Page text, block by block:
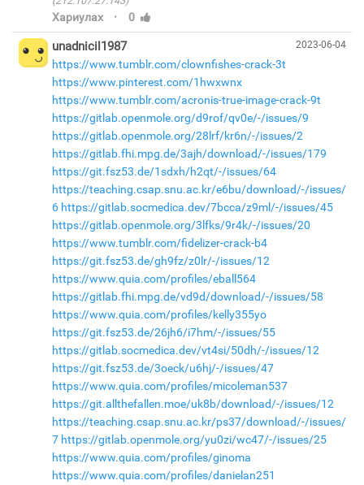
Хариулах · 0
2023-06-04
unadnicil1987
https://www.tumblr.com/clownfishes-crack-3t
https://www.pinterest.com/1hwxwnx
https://www.tumblr.com/acronis-true-image-crack-9t
https://gitlab.openmole.org/d9rof/qv0e/-/issues/9
https://gitlab.openmole.org/28lrf/kr6n/-/issues/2
https://gitlab.fhi.mpg.de/3ajh/download/-/issues/179
https://git.fsz53.de/1sdxh/h2qt/-/issues/64
https://teaching.csap.snu.ac.kr/e6bu/download/-/issues/
6 https://gitlab.socmedica.dev/7bcca/z9ml/-/issues/45
https://gitlab.openmole.org/3lfks/9r4k/-/issues/20
https://www.tumblr.com/fidelizer-crack-b4
https://git.fsz53.de/gh9fz/z0lr/-/issues/12
https://www.quia.com/profiles/eball564
https://gitlab.fhi.mpg.de/vd9d/download/-/issues/58
https://www.quia.com/profiles/kelly355yo
https://git.fsz53.de/26jh6/i7hm/-/issues/55
https://gitlab.socmedica.dev/vt4si/50dh/-/issues/12
https://git.fsz53.de/3oeck/u6hj/-/issues/47
https://www.quia.com/profiles/micoleman537
https://git.allthefallen.moe/uk8b/download/-/issues/12
https://teaching.csap.snu.ac.kr/ps37/download/-/issues/
7 https://gitlab.openmole.org/yu0zi/wc47/-/issues/25
https://www.quia.com/profiles/ginoma
https://www.quia.com/profiles/danielan251